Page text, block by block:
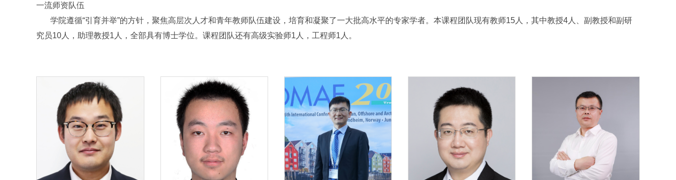
一流师资队伍
学院遵循“引育并举”的方针，聚焦高层次人才和青年教师队伍建设，培育和凝聚了一大批高水平的专家学者。本课程团队现有教师15人，其中教授4人、副教授和副研
究员10人，助理教授1人，全部具有博士学位。课程团队还有高级实验师1人，工程师1人。